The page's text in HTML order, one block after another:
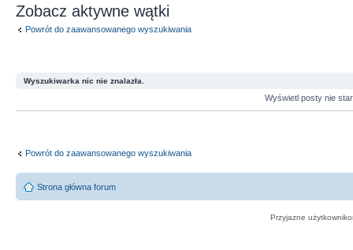
Zobacz aktywne wątki
Powrót do zaawansowanego wyszukiwania
Wyszukiwarka nic nie znalazła.
Wyświetl posty nie
Powrót do zaawansowanego wyszukiwania
Strona główna forum
Przyjazne